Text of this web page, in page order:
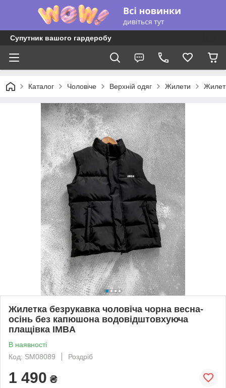
Супутник вашого гардеробу
Каталог Чоловіче Верхній одяг Жилети
Жилетка безрукавка чоловіча чорна весна-
осінь без капюшона водовідштовхуюча
плащівка IMBA
В наявності
Код: SM08089
Роздріб
1 490 ₴